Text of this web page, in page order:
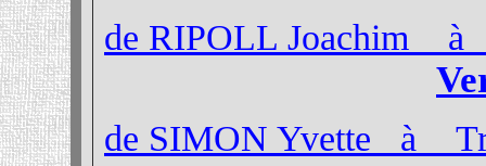
de RIPOLL Joachim à
de SIMON Yvette à